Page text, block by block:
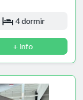
4 dormir
+ info